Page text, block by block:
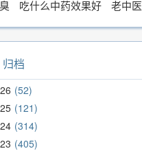
吃什么中药效果好 老中医
归档
52
121
314
405